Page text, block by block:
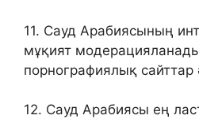
11. Сауд Арабиясының
мұқият
порнографиялық
12. Сауд Арабиясы ең